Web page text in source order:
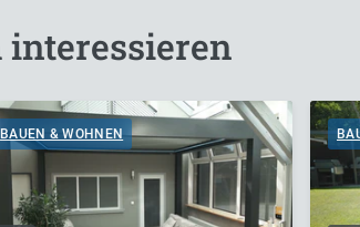
interessieren
BAUEN & WOHNEN